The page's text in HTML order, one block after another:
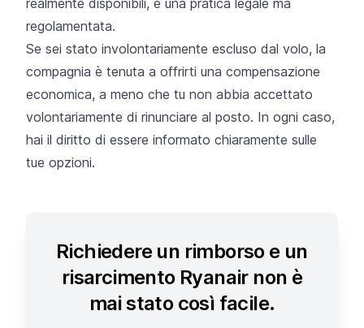
regolamentata.
Se sei stato involontariamente escluso dal volo, la
compagnia è tenuta a offrirti una compensazione
economica, a meno che tu non abbia accettato
volontariamente di rinunciare al posto. In ogni caso,
hai il diritto di essere informato chiaramente sulle
tue opzioni.
Richiedere un rimborso e un
risarcimento Ryanair non è
mai stato così facile.